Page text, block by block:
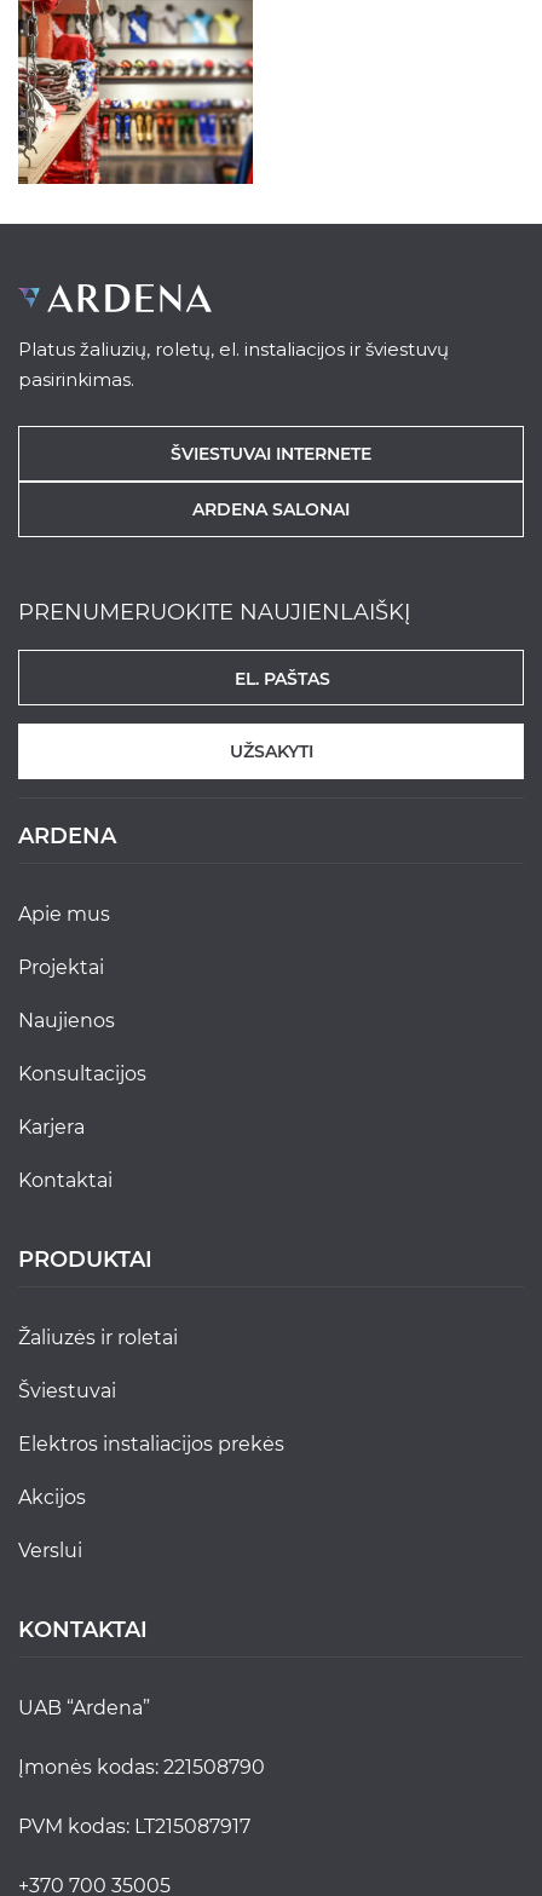
Platus žaliuzių, roletų, el. instaliacijos ir šviestuvų
pasirinkimas.
ŠVIESTUVAI INTERNETE
ARDENA SALONAI
PRENUMERUOKITE NAUJIENLAIŠKĮ
UŽSAKYTI
ARDENA
apie mus
projektai
naujienos
konsultacijos
karjera
kontaktai
PRODUKTAI
žaliuzės ir roletai
šviestuvai
elektros instaliacijos prekės
akcijos
verslui
KONTAKTAI
UAB “Ardena”
Įmonės kodas: 221508790
PVM kodas: LT215087917
+370 700 35005